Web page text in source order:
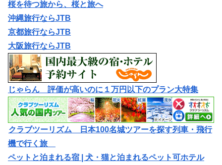
桜を待つ旅から、桜と旅へ
沖縄旅行ならJTB
京都旅行ならJTB
大阪旅行ならJTB
じゃらん 評価が高いのに１万円以下のプラン大特集
クラブツーリズム 日本100名城ツアーを探す列車・飛行
機で行く旅
ペットと泊まれる宿 | 犬・猫と泊まれるペット可ホテル